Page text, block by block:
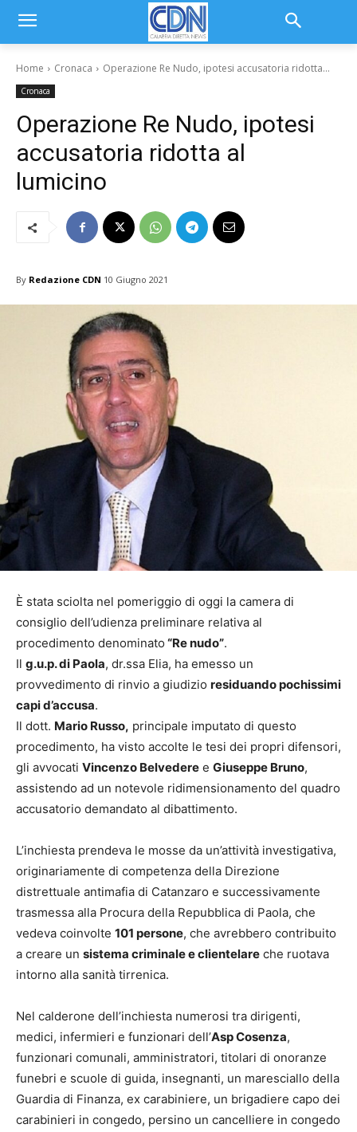
Home Cronaca Operazione Re Nudo, ipotesi accusatoria ridotta...
Cronaca
Operazione Re Nudo, ipotesi
accusatoria ridotta al
lumicino
By Redazione CDN 10 Giugno 2021
È stata sciolta nel pomeriggio di oggi la camera di
consiglio dell’udienza preliminare relativa al
procedimento denominato “Re nudo”.
Il g.u.p. di Paola, dr.ssa Elia, ha emesso un
provvedimento di rinvio a giudizio residuando pochissimi
capi d’accusa.
Il dott. Mario Russo, principale imputato di questo
procedimento, ha visto accolte le tesi dei propri difensori,
gli avvocati Vincenzo Belvedere e Giuseppe Bruno,
assistendo ad un notevole ridimensionamento del quadro
accusatorio demandato al dibattimento.
L’inchiesta prendeva le mosse da un’attività investigativa,
originariamente di competenza della Direzione
distrettuale antimafia di Catanzaro e successivamente
trasmessa alla Procura della Repubblica di Paola, che
vedeva coinvolte 101 persone, che avrebbero contribuito
a creare un sistema criminale e clientelare che ruotava
intorno alla sanità tirrenica.
Nel calderone dell’inchiesta numerosi tra dirigenti,
medici, infermieri e funzionari dell’Asp Cosenza,
funzionari comunali, amministratori, titolari di onoranze
funebri e scuole di guida, insegnanti, un maresciallo della
Guardia di Finanza, ex carabiniere, un brigadiere capo dei
carabinieri in congedo, persino un cancelliere in congedo